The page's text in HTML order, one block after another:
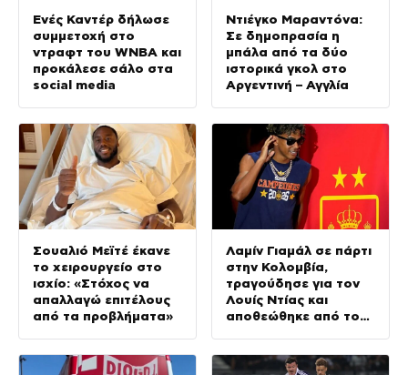
Ενές Καντέρ δήλωσε
συμμετοχή στο
ντραφτ του WNBA και
προκάλεσε σάλο στα
social media
Ντιέγκο Μαραντόνα:
Σε δημοπρασία η
μπάλα από τα δύο
ιστορικά γκολ στο
Αργεντινή – Αγγλία
Σουαλιό Μεϊτέ έκανε
το χειρουργείο στο
ισχίο: «Στόχος να
απαλλαγώ επιτέλους
από τα προβλήματα»
Λαμίν Γιαμάλ σε πάρτι
στην Κολομβία,
τραγούδησε για τον
Λουίς Ντίας και
αποθεώθηκε από τον